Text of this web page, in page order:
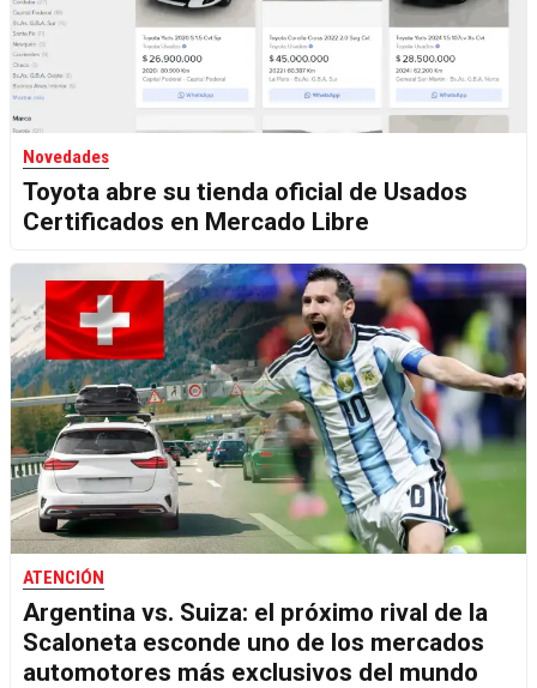
Novedades
Toyota abre su tienda oficial de Usados
Certificados en Mercado Libre
ATENCIÓN
Argentina vs. Suiza: el próximo rival de la
Scaloneta esconde uno de los mercados
automotores más exclusivos del mundo